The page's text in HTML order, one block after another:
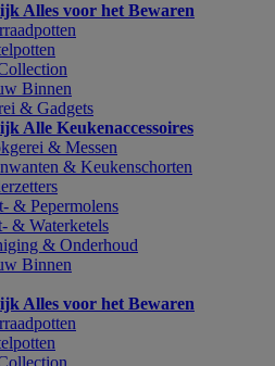
Alles voor het Bewaren
Binnen
& Gadgets
Alle Keukenaccessoires
& Messen
& Keukenschorten
& Pepermolens
& Waterketels
& Onderhoud
Binnen
Alles voor het Bewaren